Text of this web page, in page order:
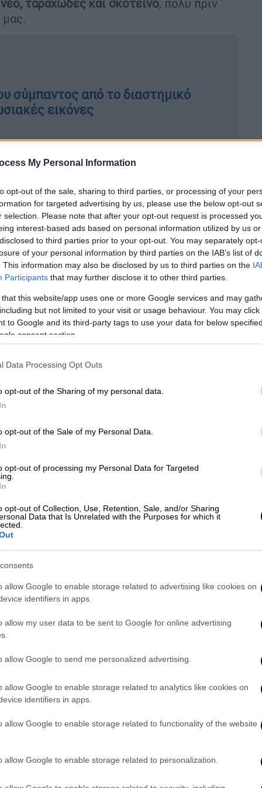
My Personal Information
opt-out of the sale, sharing to third parties, or processing of your
for targeted advertising by us, please use the below opt-out
selection. Please note that after your opt-out request is processed
interest-based ads based on personal information utilized by us
to third parties prior to your opt-out. You may separately
of your personal information by third parties on the IAB’s list of
This information may also be disclosed by us to third parties on the
Participants that may further disclose it to other third parties.
that this website/app uses one or more Google services and may
but not limited to your visit or usage behaviour. You may
to Google and its third-party tags to use your data for below
consent section.
Data Processing Opt Outs
opt-out of the Sharing of my personal data.
opt-out of the Sale of my Personal Data.
opt-out of processing my Personal Data for Targeted
opt-out of Collection, Use, Retention, Sale, and/or Sharing
Data that Is Unrelated with the Purposes for which it
allow Google to enable storage related to advertising like cookies on
identifiers in apps.
allow my user data to be sent to Google for online advertising
allow Google to send me personalized advertising.
allow Google to enable storage related to analytics like cookies on
identifiers in apps.
allow Google to enable storage related to functionality of the website
allow Google to enable storage related to personalization.
νέο, ταραχώδες και σκοτεινό, πολύ πριν
σύμπαντος από το διαστημικό
εικόνες
συναντηθούν τέσσερις
διήρκεσε μόλιςδέκα
αμέσως σαφής. Όμως, καθώς
και επίγεια τηλεσκόπια, οι
κάτιπολύ αρχαιότερο από
σε αυτή την κατηγορία. Ίσως ένα
θανάτου που δεν έχει ακόμη πλήρως
. Ανιχνεύονται, καταγράφονται και
που χρειάστηκε για να φτάσει και ο
είχε ήδη καταρρίψει ένα ρεκόρ. Το φως
ετών. Όχι μόνο πρόκειται για το πιο
παρατηρηθεί ποτέ, αλλά ενδέχεται
τον οποίο οι ερευνητές
άστρων
στις 14 Μαρτίου 2025, όταν οδορυφόρος
Variable Objects Monitor)
συνδέονται συνήθως με τον θάνατο
μαύρων τρυπών
ορατοί σε τεράστιες κοσμικές
αυτού που αργότερα ονομάστηκε
η αποστολή είχε μόλις ξεκινήσει
από τοΠαρατηρητήριο του Παρισιού -
ότι η έκρηξη προερχόταν από
κατά την οποία τα πρώτα άστρα και
μέσον
το Παρατηρητήριο Neil Gehrels Swift της
ακτίνων γάμμα. Ακολούθησαν